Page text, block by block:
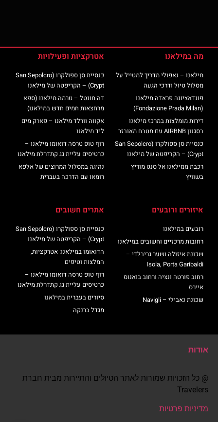
מה במילאנו
מילאנו – נאפולי מדריך למטייל על
מסלול טיול ודרכי הגעה
פונדאציונה פראדה מילאנו
(Fondazione Prada Milan)
דירות מומלצות במרכז מילאנו
בסגנון AIRBNB עם מטבח מאובזר
כנסיית סן ספולקרו (San Sepolcro
Crypt) – הקריפטה של מילאנו
רכבת ממילאנו אל סנט מוריץ
בשוויץ
אטרקציות ופעילויות
כנסיית סן ספולקרו (San Sepolcro
Crypt) – הקריפטה של מילאנו
דה מונטל – טרמה מילאנו (ספא
מרחצאות חמים חדש במילאנו)
אקווה וורלד מילאנו – פארק מים
ליד מילאנו
רוף טופ טרסה דואומו מילאנו –
כרטיסים עליית גג קתדרלת מילאנו
נהיגה במסלול המרוצים של אלפא
רומאו עם הדרכה בעברית
איזורים ורובעים
רובעים במילאנו
רחובות מרכזיים וחשובים במילאנו
שכונת איזולה ושער גריבלדי –
Isola, Porta Garibaldi
רחוב פורטה ונציה ורחוב בואנוס
איירס
שכונת נאבילי – Navigli
אתרים חשובים
כנסיית סן ספולקרו (San Sepolcro
Crypt) – הקריפטה של מילאנו
הדואומו במילאנו: אטרקציות,
המלצות וטיפים
רוף טופ טרסה דואומו מילאנו –
כרטיסים עליית גג קתדרלת מילאנו
סיורים בעברית במילאנו
מגדל ברנקה
אודות
@ כל הזכויות שמורות לאתר הטיולים והתיירות מבית חברת
Travelers
מדיניות פרטיות